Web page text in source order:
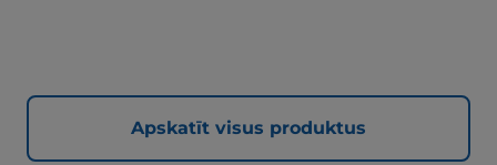
Apskatīt visus produktus